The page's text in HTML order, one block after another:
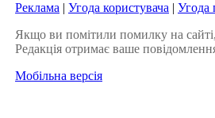
Реклама | Угода користувача | Угода
Якщо ви помітили помилку на сайті,
Редакція отримає ваше
Мобільна версія